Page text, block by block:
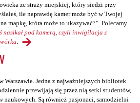
ze straży miejskiej, który siedzi przy
ile naprawdę kamer może być w Twojej
mapkę, która może to ukazywać?”. Polecamy
nasikał pod kamerą, czyli inwigilacja z
Warszawie. Jedna z najważniejszych bibliotek
przewijają się przez nią setki studentów,
Są również pasjonaci, samodzielni